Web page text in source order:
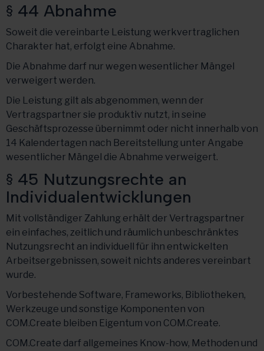
§ 44 Abnahme
Soweit die vereinbarte Leistung werkvertraglichen
Charakter hat, erfolgt eine Abnahme.
Die Abnahme darf nur wegen wesentlicher Mängel
verweigert werden.
Die Leistung gilt als abgenommen, wenn der
Vertragspartner sie produktiv nutzt, in seine
Geschäftsprozesse übernimmt oder nicht innerhalb von
14 Kalendertagen nach Bereitstellung unter Angabe
wesentlicher Mängel die Abnahme verweigert.
§ 45 Nutzungsrechte an
Individualentwicklungen
Mit vollständiger Zahlung erhält der Vertragspartner
ein einfaches, zeitlich und räumlich unbeschränktes
Nutzungsrecht an individuell für ihn entwickelten
Arbeitsergebnissen, soweit nichts anderes vereinbart
wurde.
Vorbestehende Software, Frameworks, Bibliotheken,
Werkzeuge und sonstige Komponenten von
COM.Create bleiben Eigentum von COM.Create.
COM.Create darf allgemeines Know-how, Methoden und